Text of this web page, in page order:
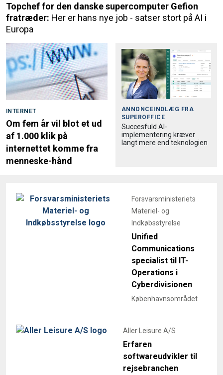
Topchef for den danske supercomputer Gefion
fratræder: Her er hans nye job - satser stort på AI i
Europa
INTERNET
Om fem år vil blot et ud
af 1.000 klik på
internettet komme fra
menneske-hånd
ANNONCEINDLÆG FRA
SUPEROFFICE
Succesfuld AI-
implementering kræver
langt mere end teknologien
Forsvarsministeriets
Materiel- og
Indkøbsstyrelse
Unified
Communications
specialist til IT-
Operations i
Cyberdivisionen
Københavnsområdet
Aller Leisure A/S
Erfaren
softwareudvikler til
rejsebranchen